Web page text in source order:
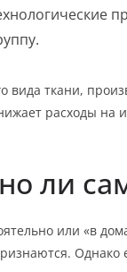
ткани,
расходы на
ли
или «в
Однако